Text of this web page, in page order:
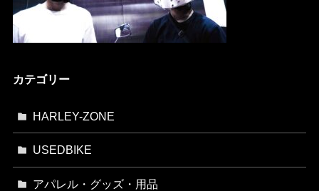
カテゴリー
HARLEY-ZONE
USEDBIKE
アパレル・グッズ・用品